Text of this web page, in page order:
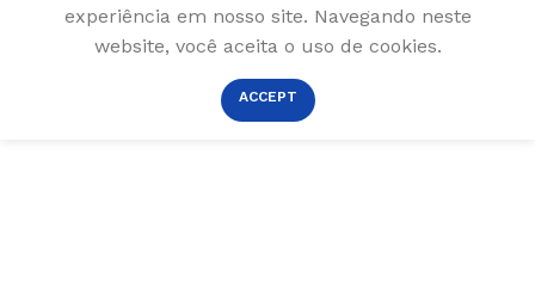
experiência em nosso site. Navegando neste
website, você aceita o uso de cookies.
ACCEPT